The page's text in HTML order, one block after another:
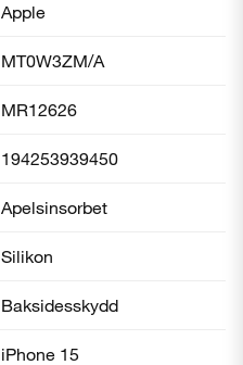
Apple
MT0W3ZM/A
MR12626
194253939450
Apelsinsorbet
Silikon
Baksidesskydd
iPhone 15